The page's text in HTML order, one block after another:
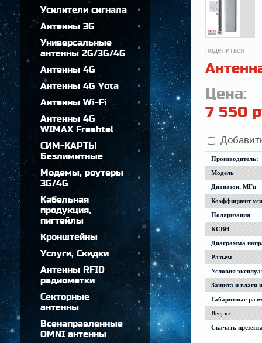
Усилители сигнала
Антенны 3G
Универсальные
антенны 2G/3G/4G
Антенны 4G
Антенны 4G Yota
Антенны Wi-Fi
Антенны 4G
WIMAX Freshtel
СИМ-КАРТЫ
Безлимитные
Модемы, роутеры
3G/4G
Кабельная
продукция,
пигтейлы
Кронштейны
Услуги, Cкидки
Антенны RFID
радиометки
Секторные
антенны
Всенаправленные
OMNI антенны
поделиться
Цена:
7 550
Производитель:
Модель
Диапазон, МГц
Коэффициент
Поляризация
КСВН
Диаграмма
Разъем
Условия
Защита и влаги
Габаритные
Вес, кг
Скачать